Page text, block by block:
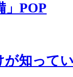
」POP
が知って